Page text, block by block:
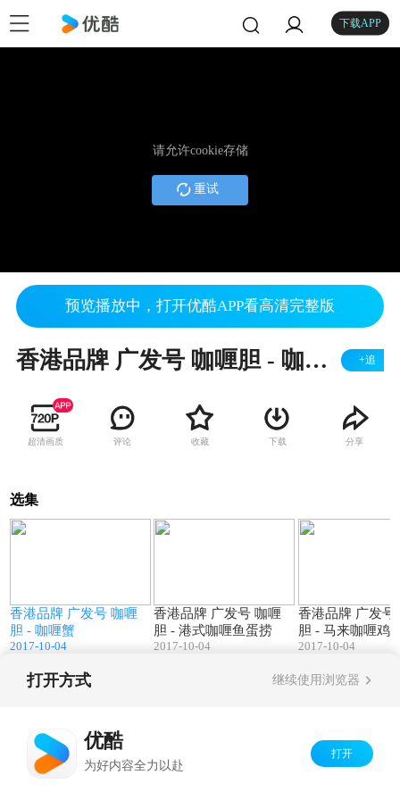
下载APP
请允许cookie存储
重试
预览播放中，打开优酷APP看高清完整版
香港品牌 广发号 咖喱胆 - 咖喱蟹 +追
超清画质 评论 收藏 下载 分享
选集
香港品牌 广发号 咖喱
胆 - 咖喱蟹
2017-10-04
香港品牌 广发号 咖喱
胆 - 港式咖喱鱼蛋捞
2017-10-04
香港品牌 广发号
胆 - 马来咖喱鸡
2017-10-04
打开方式 继续使用浏览器
优酷
为好内容全力以赴
打开